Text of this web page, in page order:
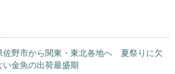
佐野市から関東・東北各地へ 夏祭りに欠
い金魚の出荷最盛期